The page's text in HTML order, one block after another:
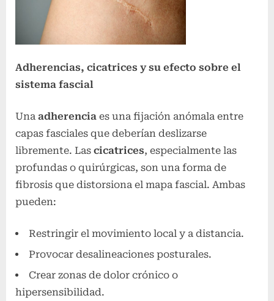
Adherencias, cicatrices y su efecto sobre el
sistema fascial
Una adherencia es una fijación anómala entre
capas fasciales que deberían deslizarse
libremente. Las cicatrices, especialmente las
profundas o quirúrgicas, son una forma de
fibrosis que distorsiona el mapa fascial. Ambas
pueden:
Restringir el movimiento local y a distancia.
Provocar desalineaciones posturales.
Crear zonas de dolor crónico o
hipersensibilidad.